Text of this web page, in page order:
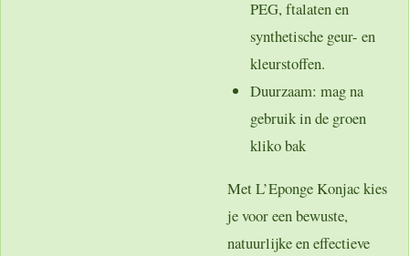
PEG, ftalaten en
synthetische geur- en
kleurstoffen.
Duurzaam: mag na
gebruik in de groen
kliko bak
Met L’Eponge Konjac kies
je voor een bewuste,
natuurlijke en effectieve